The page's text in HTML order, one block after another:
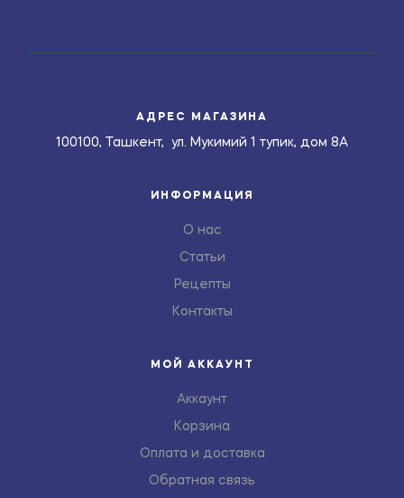
АДРЕС МАГАЗИНА
100100, Ташкент, ул. Мукимий 1 тупик, дом 8А
ИНФОРМАЦИЯ
О нас
Статьи
Рецепты
Контакты
МОЙ АККАУНТ
Аккаунт
Корзина
Оплата и доставка
Обратная связь